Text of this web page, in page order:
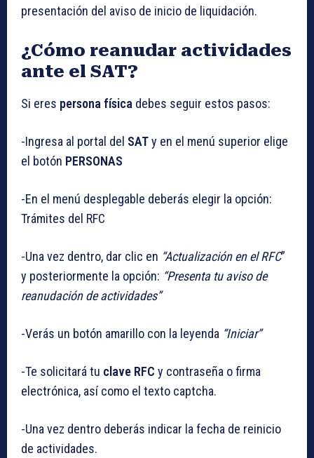
presentación del aviso de inicio de liquidación.
¿Cómo reanudar actividades
ante el SAT?
Si eres persona física debes seguir estos pasos:
-Ingresa al portal del SATy en el menú superior elige
el botón PERSONAS
-En el menú desplegable deberás elegir la opción:
Trámites del RFC
-Una vez dentro, dar clic en “Actualización en el RFC”
y posteriormente la opción: “Presenta tu aviso de
reanudación de actividades”
-Verás un botón amarillo con la leyenda “Iniciar”
-Te solicitará tu clave RFC y contraseña o firma
electrónica, así como el texto captcha.
-Una vez dentro deberás indicar la fecha de reinicio
de actividades.